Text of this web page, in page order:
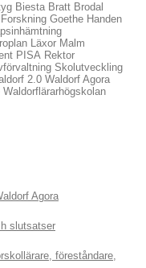
Biesta Bratt Brodal
Forskning Goethe Handen
Läxor Malm
PISA Rektor
Skolutveckling
2.0 Waldorf Agora
Waldorflärarhögskolan
Agora
slutsatser
föreståndare,